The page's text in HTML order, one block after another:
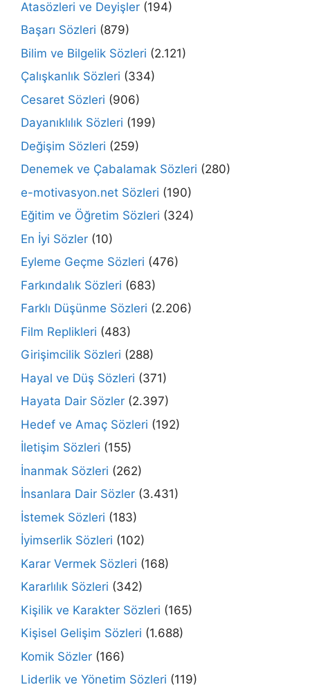
Atasözleri ve Deyişler (194)
Başarı Sözleri (879)
Bilim ve Bilgelik Sözleri (2.121)
Çalışkanlık Sözleri (334)
Cesaret Sözleri (906)
Dayanıklılık Sözleri (199)
Değişim Sözleri (259)
Denemek ve Çabalamak Sözleri (280)
e-motivasyon.net Sözleri (190)
Eğitim ve Öğretim Sözleri (324)
En İyi Sözler (10)
Eyleme Geçme Sözleri (476)
Farkındalık Sözleri (683)
Farklı Düşünme Sözleri (2.206)
Film Replikleri (483)
Girişimcilik Sözleri (288)
Hayal ve Düş Sözleri (371)
Hayata Dair Sözler (2.397)
Hedef ve Amaç Sözleri (192)
İletişim Sözleri (155)
İnanmak Sözleri (262)
İnsanlara Dair Sözler (3.431)
İstemek Sözleri (183)
İyimserlik Sözleri (102)
Karar Vermek Sözleri (168)
Kararlılık Sözleri (342)
Kişilik ve Karakter Sözleri (165)
Kişisel Gelişim Sözleri (1.688)
Komik Sözler (166)
Liderlik ve Yönetim Sözleri (119)